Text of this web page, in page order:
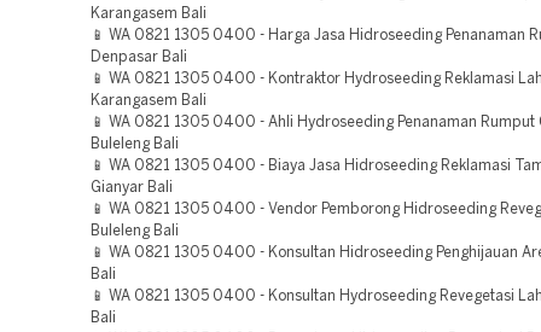
Karangasem Bali
📱 WA 0821 1305 0400 - Harga Jasa Hidroseeding Penanaman
Denpasar Bali
📱 WA 0821 1305 0400 - Kontraktor Hydroseeding Reklamasi
Karangasem Bali
📱 WA 0821 1305 0400 - Ahli Hydroseeding Penanaman Rumput
Buleleng Bali
📱 WA 0821 1305 0400 - Biaya Jasa Hidroseeding Reklamasi
Gianyar Bali
📱 WA 0821 1305 0400 - Vendor Pemborong Hidroseeding
Buleleng Bali
📱 WA 0821 1305 0400 - Konsultan Hidroseeding Penghijauan
Bali
📱 WA 0821 1305 0400 - Konsultan Hydroseeding Revegetasi
Bali